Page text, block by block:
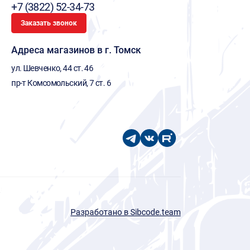
+7 (3822) 52-34-73
Заказать звонок
Адреса магазинов в г. Томск
ул. Шевченко, 44 ст. 46
пр-т Комсомольский, 7 ст. 6
Разработано в Sibcode.team